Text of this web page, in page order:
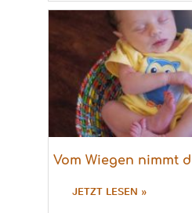
Vom Wiegen nimmt
JETZT LESEN »